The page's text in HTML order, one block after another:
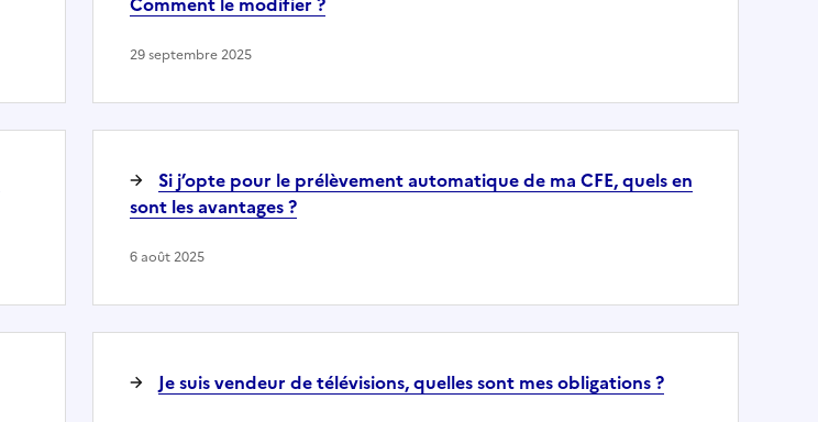
29 septembre 2025
Si j’opte pour le prélèvement automatique de ma CFE, quels en
sont les avantages ?
6 août 2025
Je suis vendeur de télévisions, quelles sont mes obligations ?